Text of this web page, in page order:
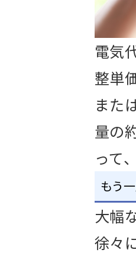
電気
整単
また
量の
って
もう
大幅
徐々